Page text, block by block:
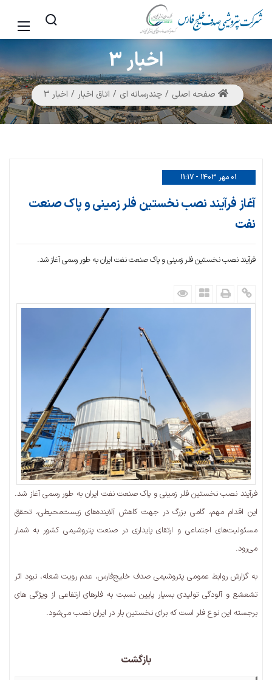
اخبار3
صفحه اصلی چندرسانه ای اتاق اخبار اخبار 3
01 مهر 1403 - 11:17
آغاز فرآیند نصب نخستین فلر زمینی و پاک صنعت
نفت
فرآیند نصب نخستین فلر زمینی و پاک صنعت نفت ایران به طور رسمی آغاز شد.
فرآیند نصب نخستین فلر زمینی و پاک صنعت نفت ایران به طور رسمی آغاز شد.
این اقدام مهم، گامی بزرگ در جهت کاهش آلاینده‌های زیست‌محیطی، تحقق
مسئولیت‌های اجتماعی و ارتقای پایداری در صنعت پتروشیمی کشور به شمار
می‌رود.
به گزارش روابط عمومی پتروشیمی صدف خلیج‌فارس، عدم رویت شعله، نبود اثر
تشعشع و آلودگی تولیدی بسیار پایین نسبت به فلرهای ارتفاعی از ویژگی های
برجسته این نوع فلر است که برای نخستین بار در ایران نصب می‌شود.
بازگشت